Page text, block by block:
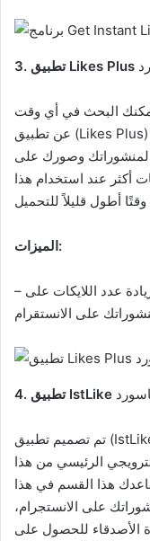
3. تطبيق Likes Plus
يمكنك البحث في أي وقت
عن تطبيق (Likes Plus) لتطبيق الانستجرام، ويساعدك هذا التطبيق
وصورك على
أكثر عند استخدام هذا
الميزات:
– باستخدام هذا التطبيق، يمكنك تحسين وزيادة عدد اللايكات على
4. تطبيق IstLike
تم تصميم تطبيق (IstLike) لزيادة لايكات انستا بدون باسورد ،
الرئيسي من هذا
هذا القسم في هذا
على الانستجرام،
الأصدقاء للحصول على